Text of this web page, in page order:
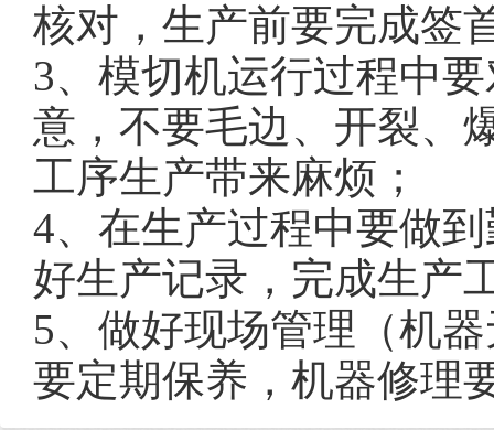
核对，生产前要完成签
3、 模切机运行过程中
意，不要毛边、开裂、
工序生产带来麻烦；
4、 在生产过程中要做
好生产记录，完成生产
5、 做好现场管理（机
要定期保养，机器修理